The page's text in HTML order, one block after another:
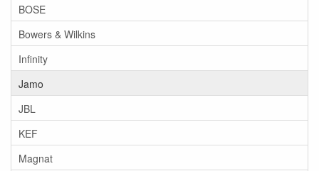
BOSE
Bowers & Wilkins
Infinity
Jamo
JBL
KEF
Magnat